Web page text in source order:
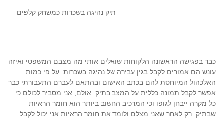
תיק נהיגה בשכרות כמשחק קלפים
כבר בפגישה הראשונה הלקוחות שואלים אותי מה מצבם המשפטי ואיזה
עונש הם אמורים לקבל בגין עבירה של נהיגה בשכרות. על פי כמות
האלכהול המיוחסת להם בכתב האישום ובהתאם לעברם התעבורתי כבר
אפשר לקבל תמונה כללית על המצב בתיק. אולם, אני מסביר לכולם כי
כל מקרה ייבחן לגופו וכי המרכיב החשוב ביותר הוא חומר הראיות
שבתיק. רק לאחר שאני מצלם ולומד את חומר הראיות אני יכול לקבל